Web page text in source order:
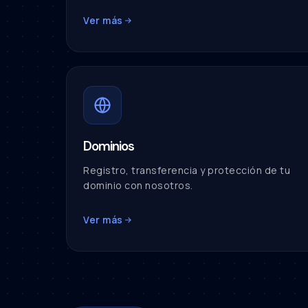
Ver más
Dominios
Registro, transferencia y protección de tu
dominio con nosotros.
Ver más